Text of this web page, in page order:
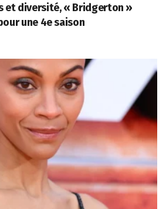
et diversité, « Bridgerton »
une 4e saison